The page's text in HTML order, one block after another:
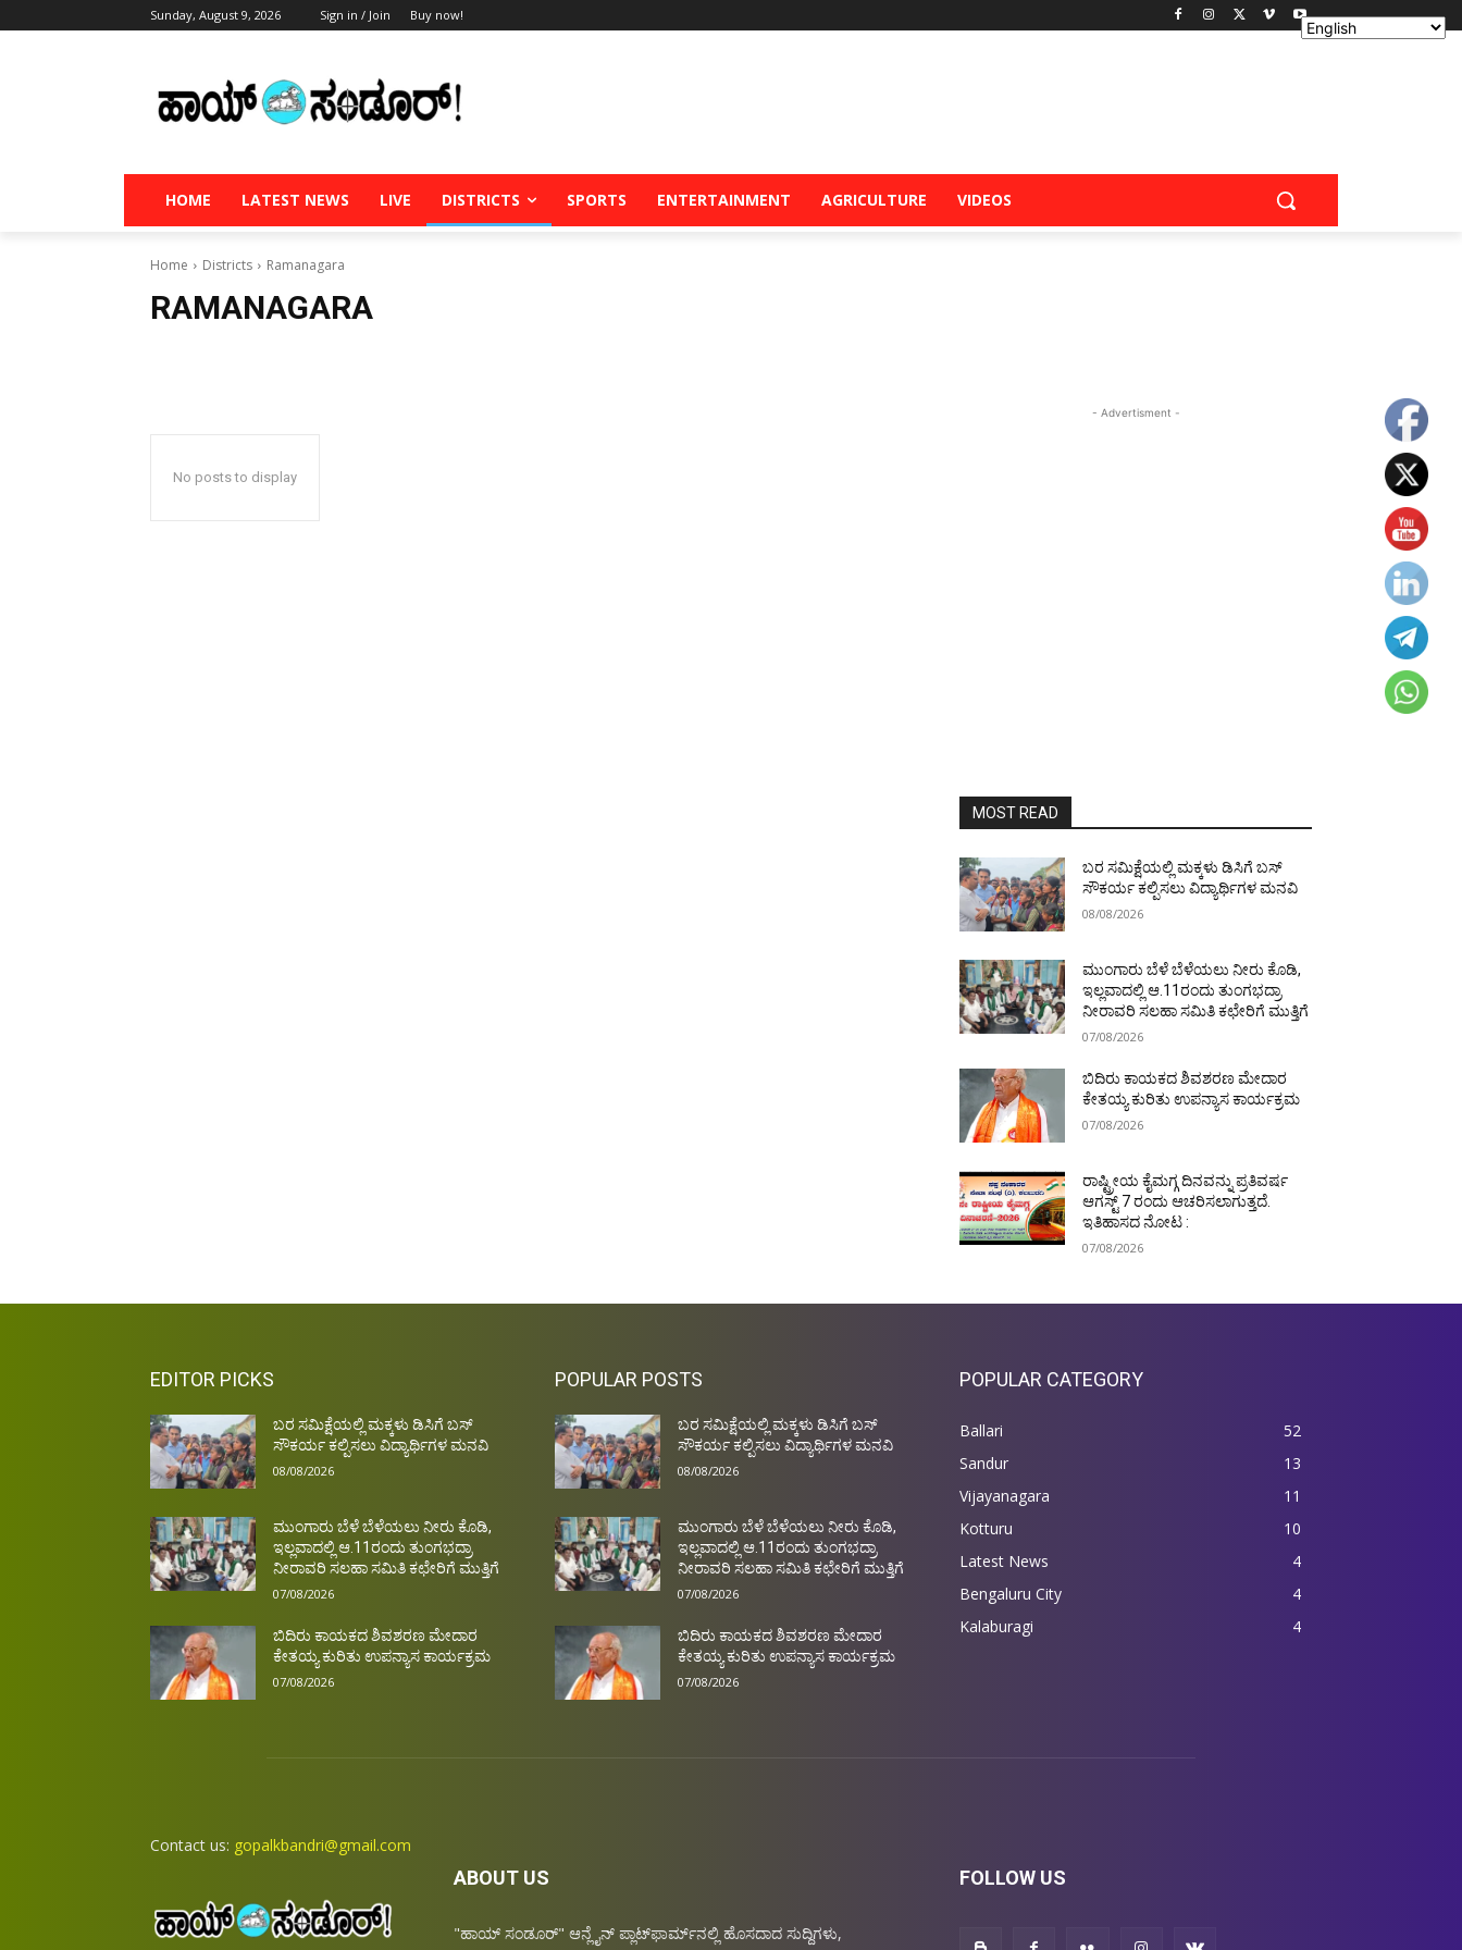
Sunday, August 9, 2026 Sign in / Join Buy now!
HOME LATEST NEWS LIVE DISTRICTS SPORTS ENTERTAINMENT AGRICULTURE VIDEOS
Home Districts Ramanagara
RAMANAGARA
No posts to display
- Advertisment -
MOST READ
ಬರ ಸಮಿಕ್ಷೆಯಲ್ಲಿ ಮಕ್ಕಳು ಡಿಸಿಗೆ ಬಸ್
ಸೌಕರ್ಯ ಕಲ್ಪಿಸಲು ವಿದ್ಯಾರ್ಥಿಗಳ ಮನವಿ
08/08/2026
ಮುಂಗಾರು ಬೆಳೆ ಬೆಳೆಯಲು ನೀರು ಕೊಡಿ,
ಇಲ್ಲವಾದಲ್ಲಿ ಆ.11ರಂದು ತುಂಗಭದ್ರಾ
ನೀರಾವರಿ ಸಲಹಾ ಸಮಿತಿ ಕಛೇರಿಗೆ ಮುತ್ತಿಗೆ
07/08/2026
ಬಿದಿರು ಕಾಯಕದ ಶಿವಶರಣ ಮೇದಾರ
ಕೇತಯ್ಯ ಕುರಿತು ಉಪನ್ಯಾಸ ಕಾರ್ಯಕ್ರಮ
07/08/2026
ರಾಷ್ಟ್ರೀಯ ಕೈಮಗ್ಗ ದಿನವನ್ನು ಪ್ರತಿವರ್ಷ
ಆಗಸ್ಟ್ 7 ರಂದು ಆಚರಿಸಲಾಗುತ್ತದೆ.
ಇತಿಹಾಸದ ನೋಟ :
07/08/2026
EDITOR PICKS
ಬರ ಸಮಿಕ್ಷೆಯಲ್ಲಿ ಮಕ್ಕಳು ಡಿಸಿಗೆ ಬಸ್
ಸೌಕರ್ಯ ಕಲ್ಪಿಸಲು ವಿದ್ಯಾರ್ಥಿಗಳ ಮನವಿ
08/08/2026
ಮುಂಗಾರು ಬೆಳೆ ಬೆಳೆಯಲು ನೀರು ಕೊಡಿ,
ಇಲ್ಲವಾದಲ್ಲಿ ಆ.11ರಂದು ತುಂಗಭದ್ರಾ
ನೀರಾವರಿ ಸಲಹಾ ಸಮಿತಿ ಕಛೇರಿಗೆ ಮುತ್ತಿಗೆ
07/08/2026
ಬಿದಿರು ಕಾಯಕದ ಶಿವಶರಣ ಮೇದಾರ
ಕೇತಯ್ಯ ಕುರಿತು ಉಪನ್ಯಾಸ ಕಾರ್ಯಕ್ರಮ
07/08/2026
POPULAR POSTS
ಬರ ಸಮಿಕ್ಷೆಯಲ್ಲಿ ಮಕ್ಕಳು ಡಿಸಿಗೆ ಬಸ್
ಸೌಕರ್ಯ ಕಲ್ಪಿಸಲು ವಿದ್ಯಾರ್ಥಿಗಳ ಮನವಿ
08/08/2026
ಮುಂಗಾರು ಬೆಳೆ ಬೆಳೆಯಲು ನೀರು ಕೊಡಿ,
ಇಲ್ಲವಾದಲ್ಲಿ ಆ.11ರಂದು ತುಂಗಭದ್ರಾ
ನೀರಾವರಿ ಸಲಹಾ ಸಮಿತಿ ಕಛೇರಿಗೆ ಮುತ್ತಿಗೆ
07/08/2026
ಬಿದಿರು ಕಾಯಕದ ಶಿವಶರಣ ಮೇದಾರ
ಕೇತಯ್ಯ ಕುರಿತು ಉಪನ್ಯಾಸ ಕಾರ್ಯಕ್ರಮ
07/08/2026
POPULAR CATEGORY
Ballari
52
Sandur
13
Vijayanagara
11
Kotturu
10
Latest News
4
Bengaluru City
4
Kalaburagi
4
Contact us: gopalkbandri@gmail.com
ABOUT US
"ಹಾಯ್ ಸಂಡೂರ್" ಆನ್ಲೈನ್‌ ಪ್ಲಾಟ್‌ಫಾರ್ಮ್‌ನಲ್ಲಿ ಹೊಸದಾದ ಸುದ್ದಿಗಳು,
FOLLOW US